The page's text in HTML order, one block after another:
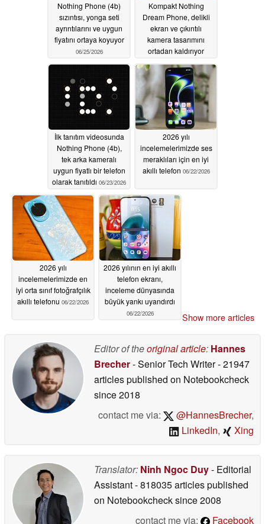
Nothing Phone (4b)
sızıntısı, yonga seti
ayrıntılarını ve uygun
fiyatını ortaya koyuyor
06/25/2026
Kompakt Nothing
Dream Phone, delikli
ekran ve çıkıntılı
kamera tasarımını
ortadan kaldırıyor
06/23/2026
İlk tanıtım videosunda
Nothing Phone (4b),
tek arka kameralı
uygun fiyatlı bir telefon
olarak tanıtıldı 06/23/2026
2026 yılı
incelemelerimizde ses
meraklıları için en iyi
akıllı telefon 06/22/2026
2026 yılı
incelemelerimizde en
iyi orta sınıf fotoğrafçılık
akıllı telefonu 06/22/2026
2026 yılının en iyi akıllı
telefon ekranı,
inceleme dünyasında
büyük yankı uyandırdı
06/22/2026 Show more articles
Editor of theoriginal article: Hannes
Brecher- Senior Tech Writer- 21947
articles published on Notebookcheck
since 2018
contact me via:
@HannesBrecher,
LinkedIn, Xing
Translator: Ninh Ngoc Duy- Editorial
Assistant- 818035 articles published
on Notebookchecksince 2008
contact me via:
Facebook